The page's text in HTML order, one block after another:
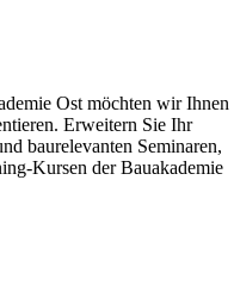
Ost möchten wir Ihnen
Erweitern Sie Ihr
baurelevanten Seminaren,
Kursen der Bauakademie